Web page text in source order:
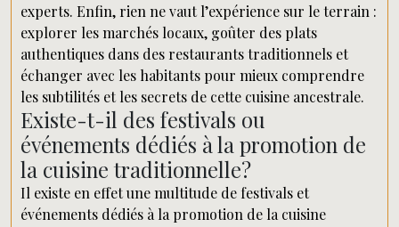
experts. Enfin, rien ne vaut l’expérience sur le terrain :
explorer les marchés locaux, goûter des plats
authentiques dans des restaurants traditionnels et
échanger avec les habitants pour mieux comprendre
les subtilités et les secrets de cette cuisine ancestrale.
Existe-t-il des festivals ou
événements dédiés à la promotion de
la cuisine traditionnelle?
Il existe en effet une multitude de festivals et
événements dédiés à la promotion de la cuisine